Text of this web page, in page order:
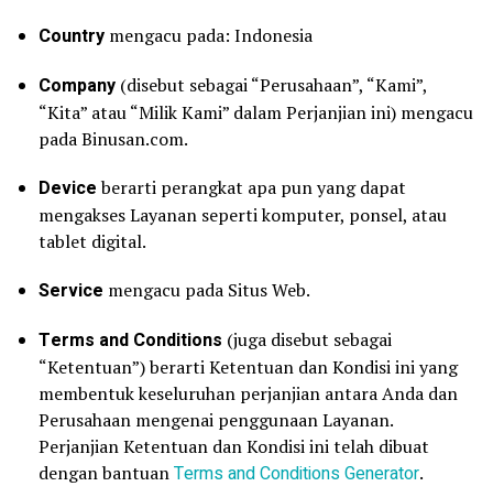
Country mengacu pada: Indonesia
Company (disebut sebagai “Perusahaan”, “Kami”,
“Kita” atau “Milik Kami” dalam Perjanjian ini) mengacu
pada Binusan.com.
Deviceberarti perangkat apa pun yang dapat
mengakses Layanan seperti komputer, ponsel, atau
tablet digital.
Service mengacu pada Situs Web.
Terms and Conditions (juga disebut sebagai
“Ketentuan”) berarti Ketentuan dan Kondisi ini yang
membentuk keseluruhan perjanjian antara Anda dan
Perusahaan mengenai penggunaan Layanan.
Perjanjian Ketentuan dan Kondisi ini telah dibuat
dengan bantuanTerms and Conditions Generator.